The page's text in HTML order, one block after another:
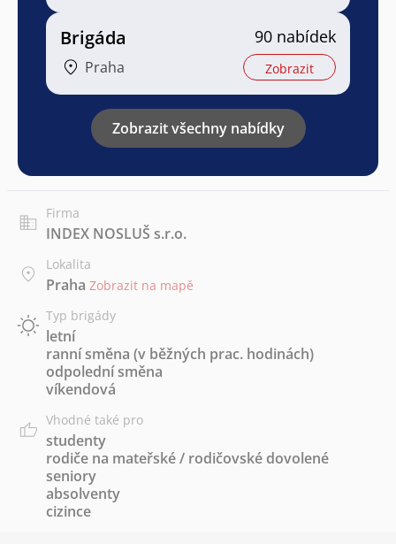
Brigáda
Praha
90 nabídek
Zobrazit
Zobrazit všechny nabídky
Firma
INDEX NOSLUŠ s.r.o.
Lokalita
Praha Zobrazit na mapě
Typ brigády
letní
ranní směna (v běžných prac. hodinách)
odpolední směna
víkendová
Vhodné také pro
studenty
rodiče na mateřské / rodičovské dovolené
seniory
absolventy
cizince